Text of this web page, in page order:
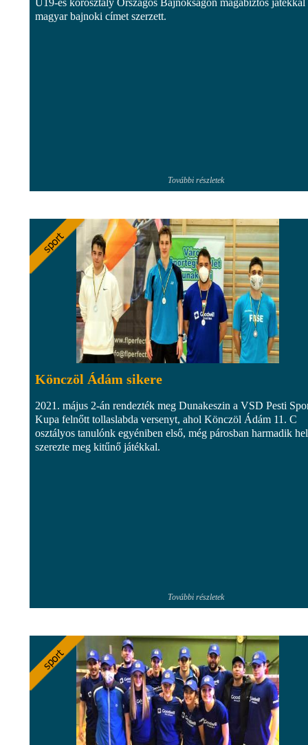
magyar bajnoki címet szerzett.
További részletek
Könczöl Ádám sikere
2021. május 2-án rendezték meg Dunakeszin a VSD Pesti
Kupa felnőtt tollaslabda versenyt, ahol Könczöl Ádám 11. C
osztályos tanulónk egyéniben első, még párosban harmadik
szerezte meg kitűnő játékkal.
További részletek